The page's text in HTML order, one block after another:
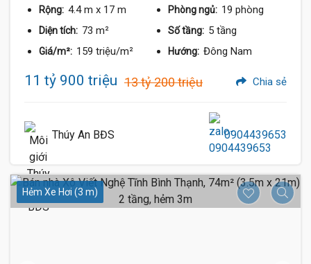
Rộng: 4.4 m x 17 m Phòng ngủ: 19 phòng
Diện tích: 73 m² Số tầng: 5 tầng
Giá/m²: 159 triệu/m² Hướng: Đông Nam
11 tỷ 900 triệu 13 tỷ 200 triệu Chia sẻ
Thúy An BĐS 0904439653
Hẻm Xe Hơi (3 m)